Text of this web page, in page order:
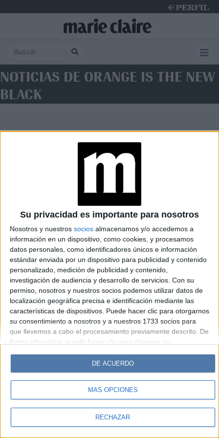
Su privacidad es importante para nosotros
Nosotros y nuestros socios almacenamos y/o accedemos a
información en un dispositivo, como cookies, y procesamos
datos personales, como identificadores únicos e información
estándar enviada por un dispositivo para publicidad y contenido
personalizado, medición de publicidad y contenido,
investigación de audiencia y desarrollo de servicios. Con su
permiso, nosotros y nuestros socios podemos utilizar datos de
localización geográfica precisa e identificación mediante las
características de dispositivos. Puede hacer clic para otorgarnos
su consentimiento a nosotros y a nuestros 1733 socios para
que llevemos a cabo el procesamiento previamente descrito. De
forma alternativa, puede hacer clic para denegar su
cambiar sus preferencias antes de otorgar su consentimiento.
Tenga en cuenta que algún procesamiento de sus datos
personales puede no requerir de su consentimiento, pero usted
tiene el derecho de rechazar tal procesamiento. Sus
sus preferencias o retirar su consentimiento en cualquier
MÁS OPCIONES
RECHAZAR
DE ACUERDO
NOTICIAS DE ORANGE IS THE NEW
BLACK
Caras Noticias
Hombre
Parabrisas
Look
Luz Mía Lunateen Break BATimes
© Perfil.com 2006-2019 - Todos los derechos reservados
Registro de Propiedad Intelectual: Nro. 5346433